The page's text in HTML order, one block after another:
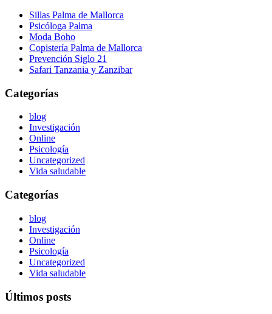
Sillas Palma de Mallorca
Psicóloga Palma
Moda Boho
Copistería Palma de Mallorca
Prevención Siglo 21
Safari Tanzania y Zanzibar
Categorías
blog
Investigación
Online
Psicología
Uncategorized
Vida saludable
Categorías
blog
Investigación
Online
Psicología
Uncategorized
Vida saludable
Últimos posts